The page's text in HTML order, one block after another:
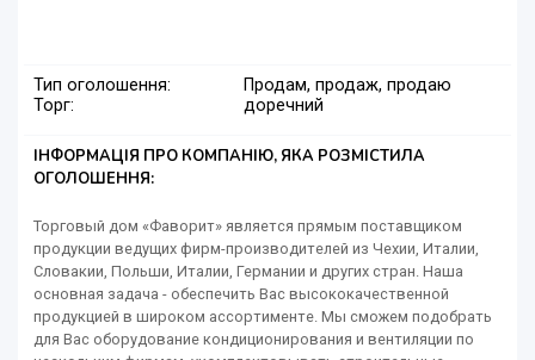
Тип оголошення:
Продам, продаж, продаю
Торг:
доречний
ІНФОРМАЦІЯ ПРО КОМПАНІЮ, ЯКА РОЗМІСТИЛА
ОГОЛОШЕННЯ:
Торговый дом «Фаворит» является прямым поставщиком
продукции ведущих фирм-производителей из Чехии, Италии,
Словакии, Польши, Италии, Германии и других стран. Наша
основная задача - обеспечить Вас высококачественной
продукцией в широком ассортименте. Мы сможем подобрать
для Вас оборудование кондиционирования и вентиляции по